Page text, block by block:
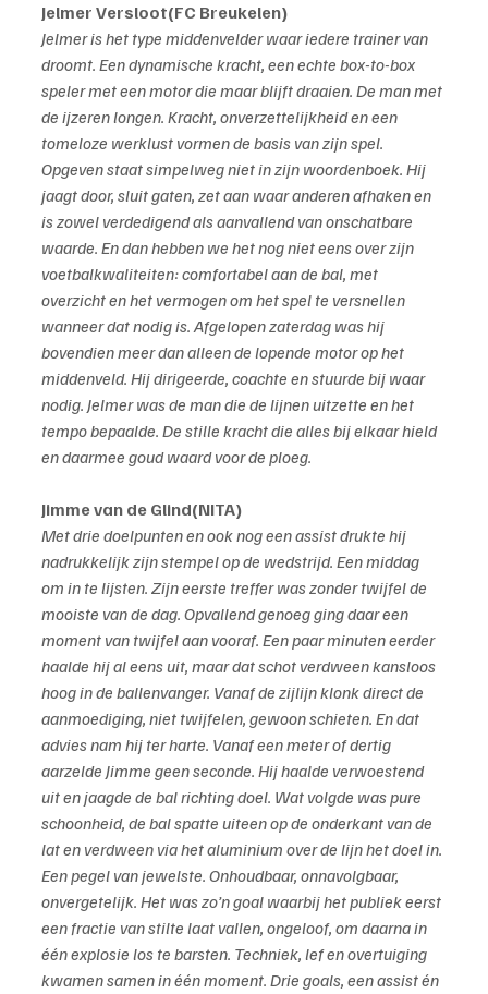
Jelmer Versloot(FC Breukelen)
Jelmer is het type middenvelder waar iedere trainer van
droomt. Een dynamische kracht, een echte box-to-box
speler met een motor die maar blijft draaien. De man met
de ijzeren longen. Kracht, onverzettelijkheid en een
tomeloze werklust vormen de basis van zijn spel.
Opgeven staat simpelweg niet in zijn woordenboek. Hij
jaagt door, sluit gaten, zet aan waar anderen afhaken en
is zowel verdedigend als aanvallend van onschatbare
waarde. En dan hebben we het nog niet eens over zijn
voetbalkwaliteiten: comfortabel aan de bal, met
overzicht en het vermogen om het spel te versnellen
wanneer dat nodig is. Afgelopen zaterdag was hij
bovendien meer dan alleen de lopende motor op het
middenveld. Hij dirigeerde, coachte en stuurde bij waar
nodig. Jelmer was de man die de lijnen uitzette en het
tempo bepaalde. De stille kracht die alles bij elkaar hield
en daarmee goud waard voor de ploeg.
Jimme van de Glind(NITA)
Met drie doelpunten en ook nog een assist drukte hij
nadrukkelijk zijn stempel op de wedstrijd. Een middag
om in te lijsten. Zijn eerste treffer was zonder twijfel de
mooiste van de dag. Opvallend genoeg ging daar een
moment van twijfel aan vooraf. Een paar minuten eerder
haalde hij al eens uit, maar dat schot verdween kansloos
hoog in de ballenvanger. Vanaf de zijlijn klonk direct de
aanmoediging, niet twijfelen, gewoon schieten. En dat
advies nam hij ter harte. Vanaf een meter of dertig
aarzelde Jimme geen seconde. Hij haalde verwoestend
uit en jaagde de bal richting doel. Wat volgde was pure
schoonheid, de bal spatte uiteen op de onderkant van de
lat en verdween via het aluminium over de lijn het doel in.
Een pegel van jewelste. Onhoudbaar, onnavolgbaar,
onvergetelijk. Het was zo’n goal waarbij het publiek eerst
een fractie van stilte laat vallen, ongeloof, om daarna in
één explosie los te barsten. Techniek, lef en overtuiging
kwamen samen in één moment. Drie goals, een assist én